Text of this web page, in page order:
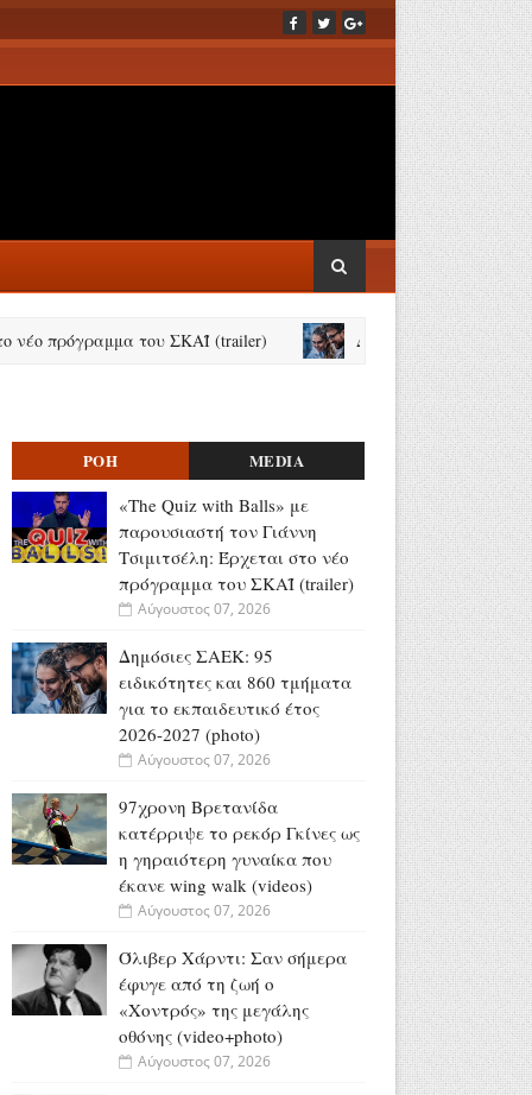
του ΣΚΑΪ (trailer) Δημόσιες ΣΑΕΚ: 95
ΡΟΗ MEDIA
«The Quiz with Balls» με
παρουσιαστή τον Γιάννη
Τσιμιτσέλη: Έρχεται στο νέο
πρόγραμμα του ΣΚΑΪ (trailer)
Αύγουστος 07, 2026
Δημόσιες ΣΑΕΚ: 95
ειδικότητες και 860 τμήματα
για το εκπαιδευτικό έτος
2026-2027 (photo)
Αύγουστος 07, 2026
97χρονη Βρετανίδα
κατέρριψε το ρεκόρ Γκίνες ως
η γηραιότερη γυναίκα που
έκανε wing walk (videos)
Αύγουστος 07, 2026
Όλιβερ Χάρντι: Σαν σήμερα
έφυγε από τη ζωή ο
«Χοντρός» της μεγάλης
οθόνης (video+photo)
Αύγουστος 07, 2026